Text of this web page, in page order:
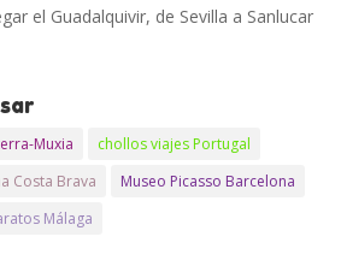
el Guadalquivir, de Sevilla a Sanlucar
Muxia
chollos viajes Portugal
Costa Brava
Museo Picasso Barcelona
Málaga